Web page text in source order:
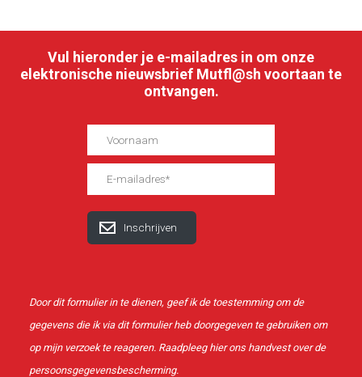
Vul hieronder je e-mailadres in om onze
elektronische nieuwsbrief Mutfl@sh voortaan te
ontvangen.
Door dit formulier in te dienen, geef ik de toestemming om de
gegevens die ik via dit formulier heb doorgegeven te gebruiken om
op mijn verzoek te reageren. Raadpleeg hierons handvest over de
persoonsgegevensbescherming.